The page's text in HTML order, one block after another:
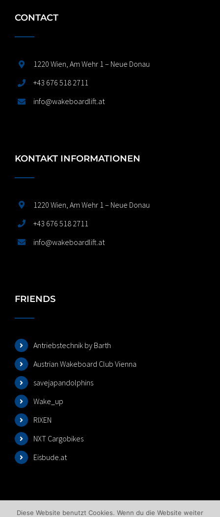
CONTACT
1220 Wien, Am Wehr 1 – Neue Donau
+43 676 518 2711
info@wakeboardlift.at
KONTAKT INFORMATIONEN
1220 Wien, Am Wehr 1 – Neue Donau
+43 676 518 2711
info@wakeboardlift.at
FRIENDS
Antriebstechnik by Barth
Austrian Wakeboard Club Vienna
savejapandolphins
Wake_up
RIXEN
NXT Cargobikes
Eisbude.at
Diese Website benutzt Cookies. Wenn du die Website weiter